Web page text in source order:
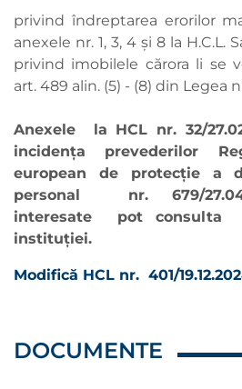
privind îndreptarea erorilor
anexele nr. 1, 3, 4 și 8 la H.C.L.
privind imobilele cărora li se
art. 489 alin. (5) - (8) din Legea
Anexele la HCL nr. 32/
incidența prevederilor
european de protecție a
personal nr. 679/
interesate pot consulta
instituției.
Modifică HCL nr. 401/
DOCUMENTE